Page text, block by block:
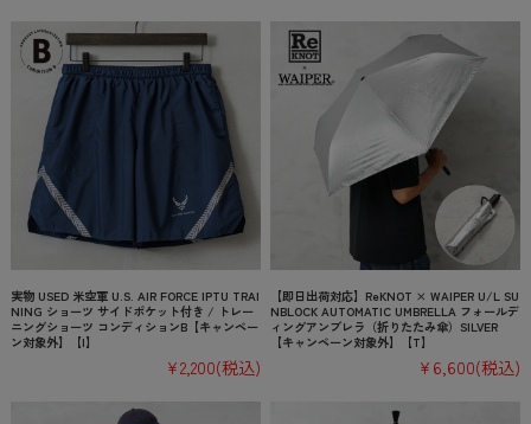
実物 USED 米空軍 U.S. AIR FORCE IPTU TRAI
NING ショーツ サイドポケット付き / トレー
ニングショーツ コンディションB【キャンペー
ン対象外】【I】
¥2,200(税込)
【即日出荷対応】ReKNOT × WAIPER U/L SU
NBLOCK AUTOMATIC UMBRELLA フォールデ
ィングアンブレラ（折りたたみ傘）SILVER
【キャンペーン対象外】【T】
¥6,600(税込)